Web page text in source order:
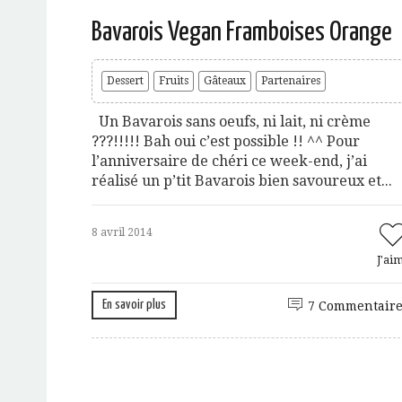
Bavarois Vegan Framboises Orange
Dessert Fruits Gâteaux Partenaires
Un Bavarois sans oeufs, ni lait, ni crème
???!!!!! Bah oui c’est possible !! ^^ Pour
l’anniversaire de chéri ce week-end, j’ai
réalisé un p’tit Bavarois bien savoureux et...
8 avril 2014
En savoir plus 7